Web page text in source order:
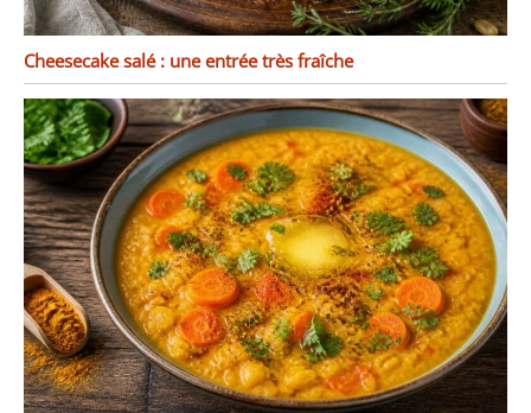
Cheesecake salé : une entrée très fraîche